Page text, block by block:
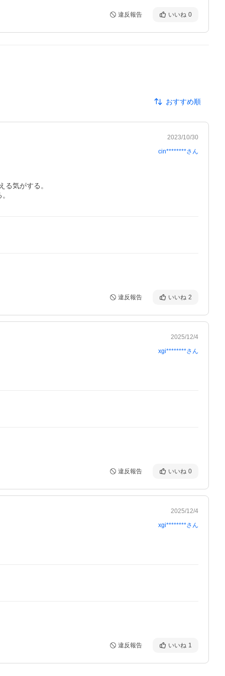
違反報告 いいね 0
おすすめ順
2023/10/30
cin********さん
気がする。
違反報告 いいね 2
2025/12/4
xgi********さん
違反報告 いいね 0
2025/12/4
xgi********さん
違反報告 いいね 1